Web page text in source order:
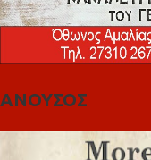
ΑΝΟΥΣΟΣ